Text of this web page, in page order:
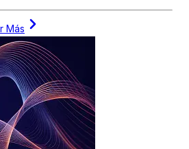
El mercado objetivo en
valor de alrededor de USD 390
Más